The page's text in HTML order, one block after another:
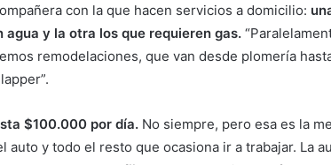
con la que hacen servicios a domicilio:
y la otra los que requieren gas.
remodelaciones, que van desde plomería
$100.000 por día. No siempre, pero esa es la
auto y todo el resto que ocasiona ir a trabajar. La